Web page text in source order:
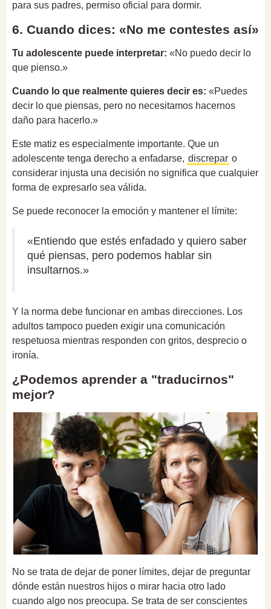
para sus padres, permiso oficial para dormir.
6. Cuando dices: «No me contestes así»
Tu adolescente puede interpretar: «No puedo decir lo
que pienso.»
Cuando lo que realmente quieres decir es: «Puedes
decir lo que piensas, pero no necesitamos hacernos
daño para hacerlo.»
Este matiz es especialmente importante. Que un
adolescente tenga derecho a enfadarse, discrepar o
considerar injusta una decisión no significa que cualquier
forma de expresarlo sea válida.
Se puede reconocer la emoción y mantener el límite:
«Entiendo que estés enfadado y quiero saber
qué piensas, pero podemos hablar sin
insultarnos.»
Y la norma debe funcionar en ambas direcciones. Los
adultos tampoco pueden exigir una comunicación
respetuosa mientras responden con gritos, desprecio o
ironía.
¿Podemos aprender a "traducirnos"
mejor?
No se trata de dejar de poner límites, dejar de preguntar
dónde están nuestros hijos o mirar hacia otro lado
cuando algo nos preocupa. Se trata de ser conscientes